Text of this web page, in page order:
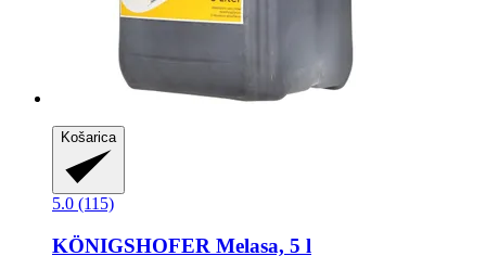
Košarica
5.0 (115)
KÖNIGSHOFER Melasa, 5 l